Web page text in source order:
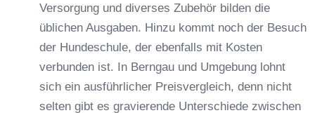
Versorgung und diverses Zubehör bilden die
üblichen Ausgaben. Hinzu kommt noch der Besuch
der Hundeschule, der ebenfalls mit Kosten
verbunden ist. In Berngau und Umgebung lohnt
sich ein ausführlicher Preisvergleich, denn nicht
selten gibt es gravierende Unterschiede zwischen